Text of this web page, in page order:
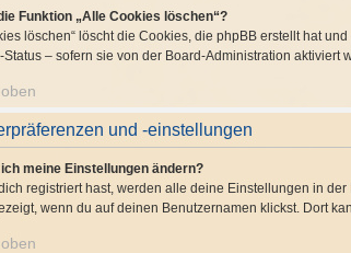
Funktion „Alle Cookies löschen“?
löschen“ löscht die Cookies, die phpBB erstellt hat
Status – sofern sie von der Board-Administration
und -einstellungen
meine Einstellungen ändern?
registriert hast, werden alle deine Einstellungen in
wenn du auf deinen Benutzernamen klickst. Dort